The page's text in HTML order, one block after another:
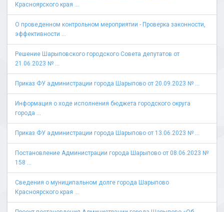
Красноярского края ...
О проведенном контрольном мероприятии - Проверка законности,
эффективности ...
Решение Шарыповского городского Совета депутатов от
21.06.2023 № ...
Приказ ФУ администрации города Шарыпово от 20.09.2023 № ...
Информация о ходе исполнения бюджета городского округа
города ...
Приказ ФУ администрации города Шарыпово от 13.06.2023 № ...
Постановление Администрации города Шарыпово от 08.06.2023 №
158 ...
Сведения о муниципальном долге города Шарыпово
Красноярского края ...